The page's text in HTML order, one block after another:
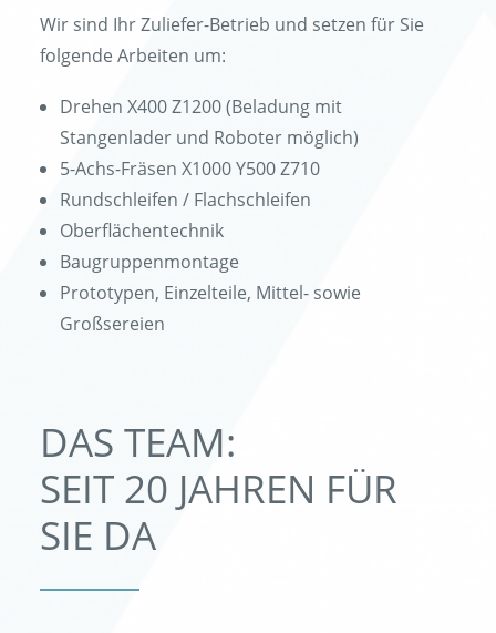
Wir sind Ihr Zuliefer-Betrieb und setzen für Sie
folgende Arbeiten um:
Drehen X400 Z1200 (Beladung mit
Stangenlader und Roboter möglich)
5-Achs-Fräsen X1000 Y500 Z710
Rundschleifen / Flachschleifen
Oberflächentechnik
Baugruppenmontage
Prototypen, Einzelteile, Mittel- sowie
Großsereien
DAS TEAM:
SEIT 20 JAHREN FÜR
SIE DA